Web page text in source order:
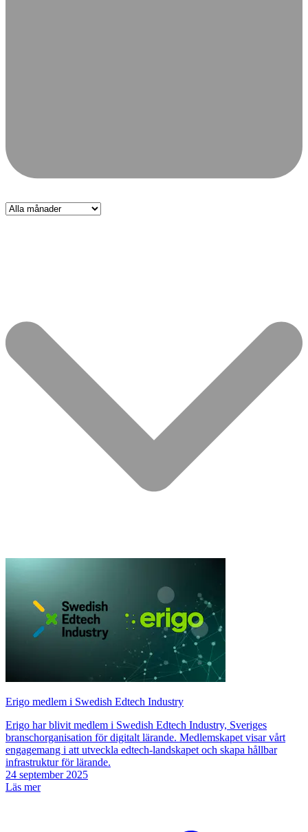
Erigo medlem i Swedish Edtech Industry
Erigo har blivit medlem i Swedish Edtech Industry, Sveriges
branschorganisation för digitalt lärande. Medlemskapet visar vårt
engagemang i att utveckla edtech-landskapet och skapa hållbar
infrastruktur för lärande.
24 september 2025
Läs mer